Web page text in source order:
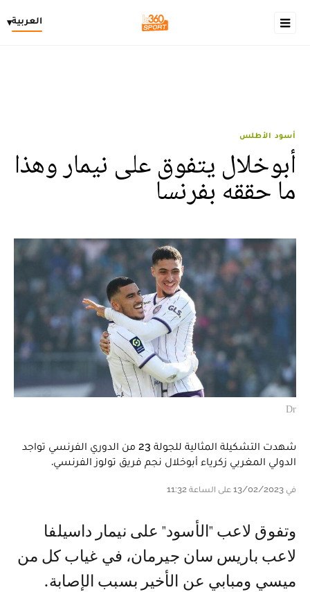
العربية▾
أسود الأطلس
أبوخلال يتفوق على نيمار وهذا
ما حققه بفرنسا
Dr
شهدت التشكيلة المثالية للجولة 23 من الدوري الفرنسي تواجد
الدولي المغربي زكرياء أبوخلال نجم فريق تولوز الفرنسي.
في 13/02/2023 على الساعة 11:32
و تفوق لاعب "الأسود" على نيمار داسيلفا
لاعب باريس سان جيرمان، في غياب كل من
ميسي ومبابي عن الأخير بسبب الإصابة.